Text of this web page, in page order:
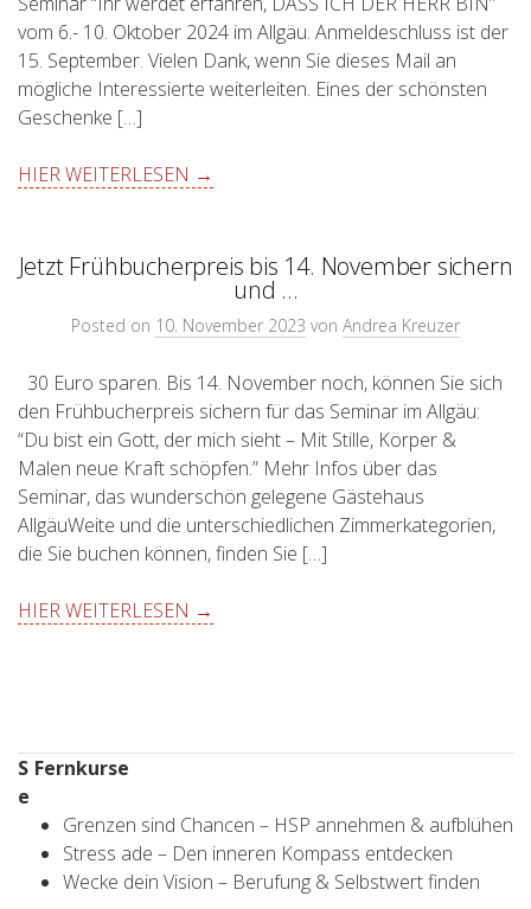
vom 6.- 10. Oktober 2024 im Allgäu. Anmeldeschluss ist der
15. September. Vielen Dank, wenn Sie dieses Mail an
mögliche Interessierte weiterleiten. Eines der schönsten
Geschenke […]
HIER WEITERLESEN →
Jetzt Frühbucherpreis bis 14. November sichern
und …
Posted on 10. November 2023 von Andrea Kreuzer
30 Euro sparen. Bis 14. November noch, können Sie sich
den Frühbucherpreis sichern für das Seminar im Allgäu:
“Du bist ein Gott, der mich sieht – Mit Stille, Körper &
Malen neue Kraft schöpfen.” Mehr Infos über das
Seminar, das wunderschön gelegene Gästehaus
AllgäuWeite und die unterschiedlichen Zimmerkategorien,
die Sie buchen können, finden Sie […]
HIER WEITERLESEN →
Fernkurse
Grenzen sind Chancen – HSP annehmen & aufblühen
Stress ade – Den inneren Kompass entdecken
Wecke dein Vision – Berufung & Selbstwert finden
S
e